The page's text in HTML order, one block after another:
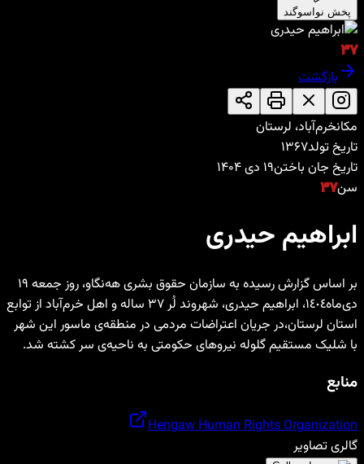
پخش نوا سوگند
۳۷
بازگشت
مکانخرم‌آباد، لرستان
تاریخ تولد۱۳۶۷
تاریخ جان باختن۱۹ دی ۱۴۰۴
سن۳۷
ابراهیم حیدری
بر اساس گزارش رسیده به سازمان حقوق بشری هه‌نگاو، روز جمعه ١۹
دی‌ماه١٤٠٤، ابراهیم حیدری، شهروند لُر ۳۷ ساله و اهل خرم‌آباد از توابع
استان لرستان،در جریان اعتراضات مردمی در منطقه‌ی ماسور این شهر
با شلیک مستقیم گلوله نیروهای حکومتی به ناحیه‌ی سر کشتە شد.
منابع
Hengaw Human Rights Organization
گالری تصاویر